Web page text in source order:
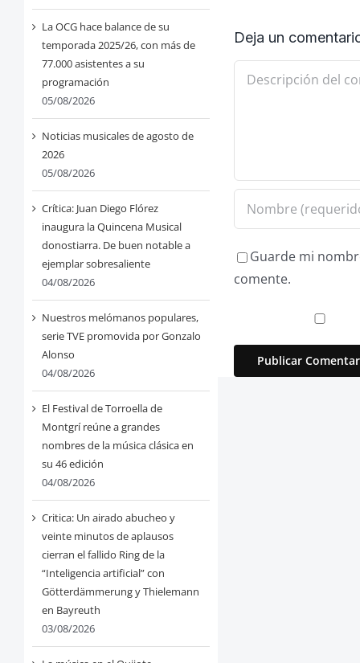
La OCG hace balance de su
temporada 2025/26, con más de
77.000 asistentes a su
programación
05/08/2026
Noticias musicales de agosto de
2026
05/08/2026
Crítica: Juan Diego Flórez
inaugura la Quincena Musical
donostiarra. De buen notable a
ejemplar sobresaliente
04/08/2026
Nuestros melómanos populares,
serie TVE promovida por Gonzalo
Alonso
04/08/2026
El Festival de Torroella de
Montgrí reúne a grandes
nombres de la música clásica en
su 46 edición
04/08/2026
Critica: Un airado abucheo y
veinte minutos de aplausos
cierran el fallido Ring de la
“Inteligencia artificial” con
Götterdämmerung y Thielemann
en Bayreuth
03/08/2026
Deja un
Comentario
Guarde mi
comente.